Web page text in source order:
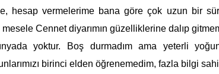
hesap vermelerime bana göre çok uzun bir
Cennet diyarımın güzelliklerine dalıp
yoktur. Boş durmadım ama yeterli
birinci elden öğrenemedim, fazla bilgi